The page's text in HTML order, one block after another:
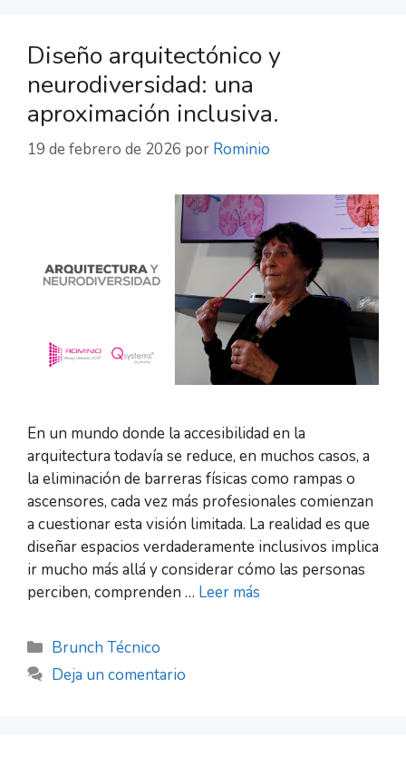
Diseño arquitectónico y
neurodiversidad: una
aproximación inclusiva.
19 de febrero de 2026 por Rominio
En un mundo donde la accesibilidad en la
arquitectura todavía se reduce, en muchos casos, a
la eliminación de barreras físicas como rampas o
ascensores, cada vez más profesionales comienzan
a cuestionar esta visión limitada. La realidad es que
diseñar espacios verdaderamente inclusivos implica
ir mucho más allá y considerar cómo las personas
perciben, comprenden … Leer más
Brunch Técnico
Deja un comentario